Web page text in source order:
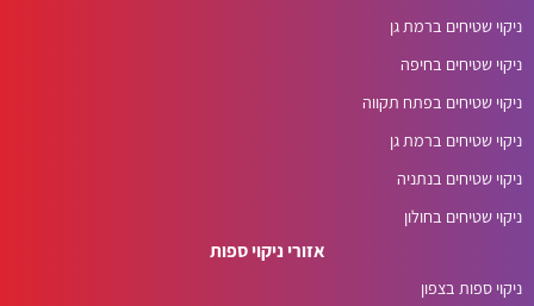
ניקוי שטיחים ברמת גן
ניקוי שטיחים בחיפה
ניקוי שטיחים בפתח תקווה
ניקוי שטיחים ברמת גן
ניקוי שטיחים בנתניה
ניקוי שטיחים בחולון
אזורי ניקוי ספות
ניקוי ספות בצפון